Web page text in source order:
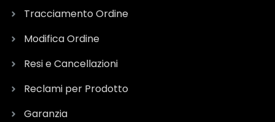
Tracciamento Ordine
Modifica Ordine
Resi e Cancellazioni
Reclami per Prodotto
Garanzia